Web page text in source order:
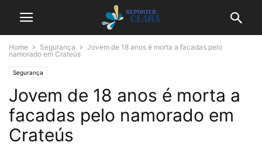
Home Segurança
Jovem de 18 anos é morta a facadas pelo
namorado em Crateús
Segurança
Jovem de 18 anos é morta a
facadas pelo namorado em
Crateús